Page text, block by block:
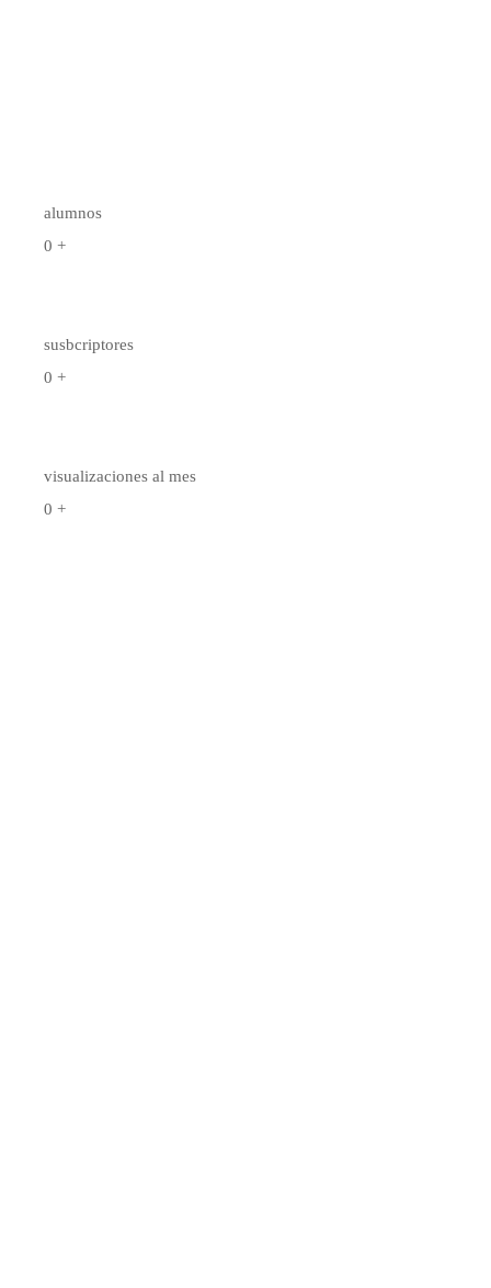
alumnos
0 +
susbcriptores
0 +
visualizaciones al mes
0 +